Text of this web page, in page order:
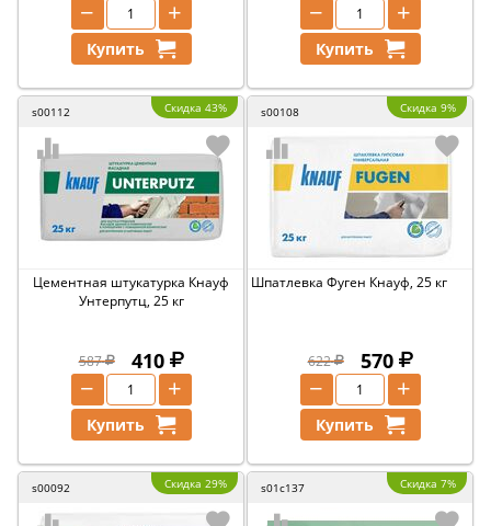
+
−
Купить
+
−
Купить
s00112 Скидка 43%
Цементная штукатурка Кнауф
Унтерпутц, 25 кг
587 410
+
−
Купить
s00108 Скидка 9%
Шпатлевка Фуген Кнауф, 25 кг
622 570
+
−
Купить
s00092 Скидка 29% s01c137 Скидка 7%